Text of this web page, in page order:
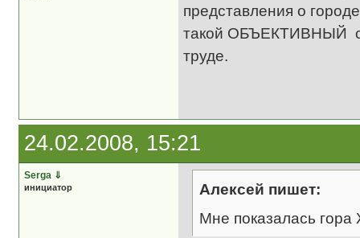
представления о
такой ОБЪЕКТИВНЫЙ
труде.
24.02.2008, 15:21
Serga ⇓
инициатор
Алексей пишет:
Мне показалась